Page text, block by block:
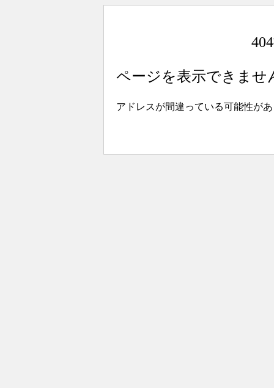
ページを表示できませ
アドレスが間違っている可能性が